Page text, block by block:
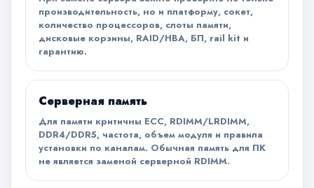
производительность, но и платформу, сокет,
количество процессоров, слоты памяти,
дисковые корзины, RAID/HBA, БП, rail kit и
гарантию.
Серверная память
Для памяти критичны ECC, RDIMM/LRDIMM,
DDR4/DDR5, частота, объем модуля и правила
установки по каналам. Обычная память для ПК
не является заменой серверной RDIMM.